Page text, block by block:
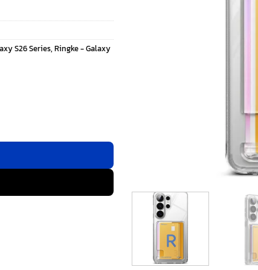
S26 Series, Ringke - Galaxy
- สี Clear ชิ้น